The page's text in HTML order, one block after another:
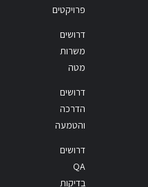
פרויקטים
דרושים
משרות
מטה
דרושים
הדרכה
והטמעה
דרושים
QA
בדיקות